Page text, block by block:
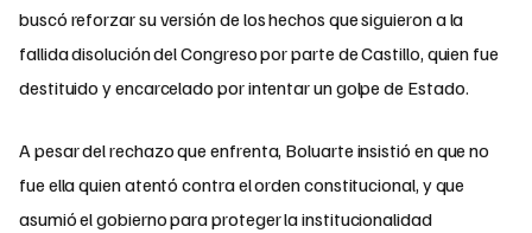
buscó reforzar su versión de los hechos que siguieron a la
fallida disolución del Congreso por parte de Castillo, quien fue
destituido y encarcelado por intentar un golpe de Estado.
A pesar del rechazo que enfrenta, Boluarte insistió en que no
fue ella quien atentó contra el orden constitucional, y que
asumió el gobierno para proteger la institucionalidad